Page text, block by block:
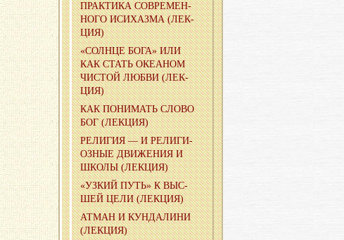
ПРАК­ТИ­КА СО­ВРЕ­МЕН­
НО­ГО ИС­И­ХАЗ­МА (ЛЕК­
ЦИЯ)
«СОЛН­ЦЕ БОГА» ИЛИ
КАК СТАТЬ ОКЕ­А­НОМ
ЧИ­СТОЙ ЛЮБВИ (ЛЕК­
ЦИЯ)
КАК ПО­НИ­МАТЬ СЛОВО
БОГ (ЛЕК­ЦИЯ)
РЕ­ЛИ­ГИЯ — И РЕ­ЛИ­ГИ­
ОЗ­НЫЕ ДВИ­ЖЕ­НИЯ И
ШКОЛЫ (ЛЕК­ЦИЯ)
«УЗКИЙ ПУТЬ» К ВЫС­
ШЕЙ ЦЕЛИ (ЛЕК­ЦИЯ)
АТМАН И КУН­ДА­ЛИ­НИ
(ЛЕК­ЦИЯ)